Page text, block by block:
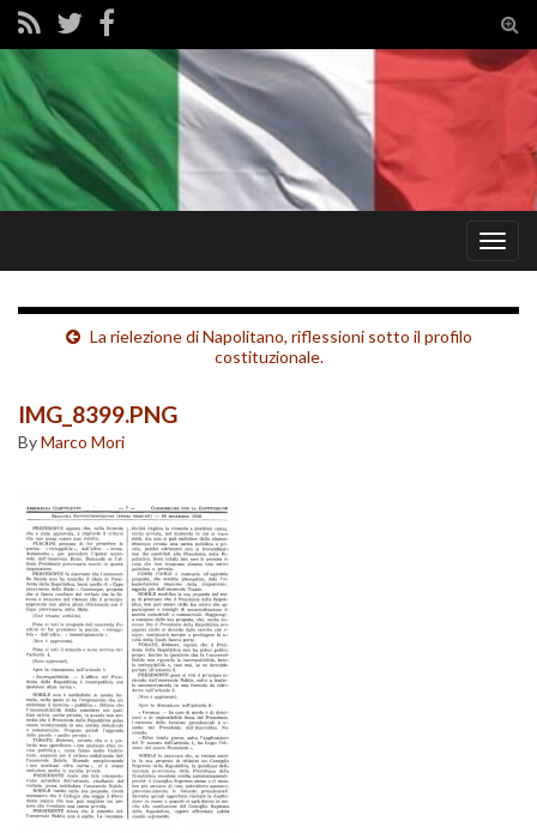
La rielezione di Napolitano, riflessioni sotto il profilo
costituzionale.
IMG_8399.PNG
ByMarco Mori